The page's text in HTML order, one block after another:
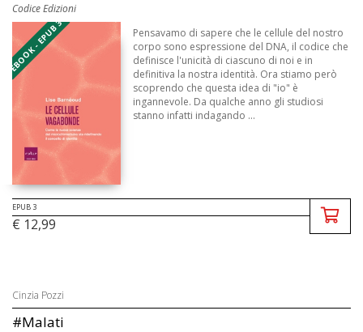
Codice Edizioni
EBOOK - EPUB 3
Pensavamo di sapere che le cellule del nostro
corpo sono espressione del DNA, il codice che
definisce l'unicità di ciascuno di noi e in
definitiva la nostra identità. Ora stiamo però
scoprendo che questa idea di "io" è
ingannevole. Da qualche anno gli studiosi
stanno infatti indagando ...
EPUB 3
€ 12,99
Cinzia Pozzi
#Malati